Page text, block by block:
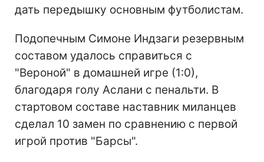
дать передышку основным футболистам.
Подопечным Симоне Индзаги резервным
составом удалось справиться с
"Вероной" в домашней игре (1:0),
благодаря голу Аслани с пенальти. В
стартовом составе наставник миланцев
сделал 10 замен по сравнению с первой
игрой против "Барсы".